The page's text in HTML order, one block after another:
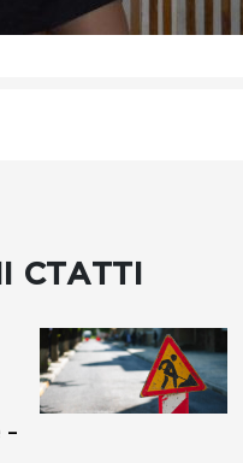
СТАТТІ
–